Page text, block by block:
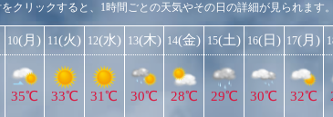
をクリックすると、1時間ごとの天気やその日の詳細が見られます。
10(月)
35℃
11(火)
33℃
12(水)
31℃
13(木)
30℃
14(金)
28℃
15(土)
29℃
16(日)
30℃
17(月)
32℃